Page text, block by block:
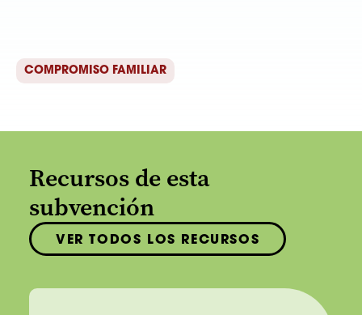
COMPROMISO FAMILIAR
Recursos de esta
subvención
VER TODOS LOS RECURSOS